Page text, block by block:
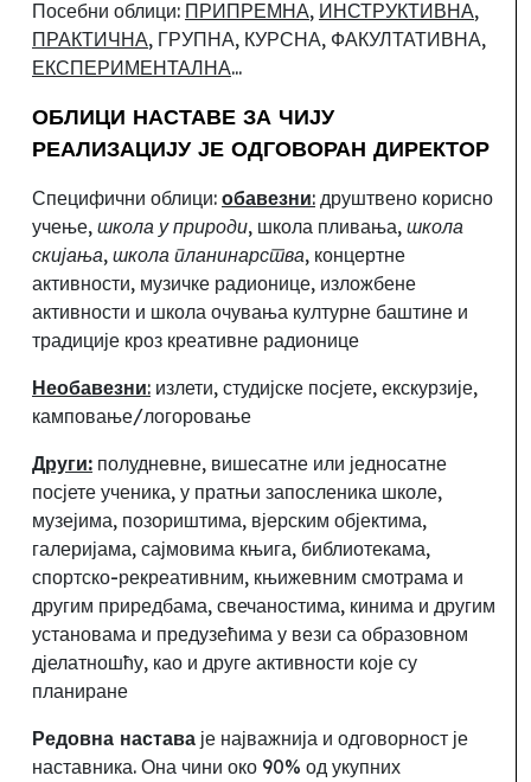
Посебни облици: ПРИПРЕМНА, ИНСТРУКТИВНА,
ПРАКТИЧНА, ГРУПНА, КУРСНА, ФАКУЛТАТИВНА,
ЕКСПЕРИМЕНТАЛНА...
ОБЛИЦИ НАСТАВЕ ЗА ЧИЈУ
РЕАЛИЗАЦИЈУ ЈЕ ОДГОВОРАН ДИРЕКТОР
Специфични облици: обавезни: друштвено корисно
учење, школа у природи, школа пливања, школа
скијања, школа планинарства, концертне
активности, музичке радионице, изложбене
активности и школа очувања културне баштине и
традиције кроз креативне радионице
Необавезни: излети, студијске посјете, екскурзије,
камповање/логоровање
Други: полудневне, вишесатне или једносатне
посјете ученика, у пратњи запосленика школе,
музејима, позориштима, вјерским објектима,
галеријама, сајмовима књига, библиотекама,
спортско-рекреативним, књижевним смотрама и
другим приредбама, свечаностима, кинима и другим
установама и предузећима у вези са образовном
дјелатношћу, као и друге активности које су
планиране
Редовна настава је најважнија и одговорност је
наставника. Она чини око 90% од укупних